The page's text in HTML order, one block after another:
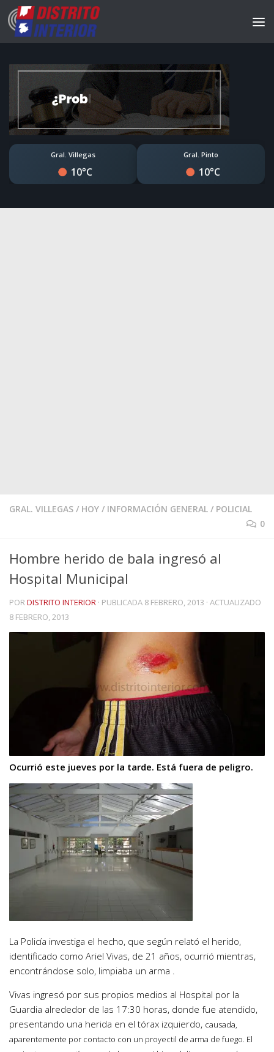
Gral. Villegas
10°C
Gral. Pinto
10°C
GRAL. VILLEGAS / HOY / INFORMACIÓN GENERAL / POLICIAL
0
Hombre herido de bala ingresó al
Hospital Municipal
PORDISTRITO INTERIOR · PUBLICADA 8 FEBRERO, 2013 · ACTUALIZADO
8 FEBRERO, 2013
Ocurrió este jueves por la tarde. Está fuera de peligro.
La Policía investiga el hecho, que según relató el herido,
identificado como Ariel Vivas, de 21 años, ocurrió mientras,
encontrándose solo, limpiaba un arma .
Vivas ingresó por sus propios medios al Hospital por la
Guardia alrededor de las 17:30 horas, donde fue atendido,
presentando una herida en el tórax izquierdo, causada,
aparentemente por contacto con un proyectil de arma de fuego. El